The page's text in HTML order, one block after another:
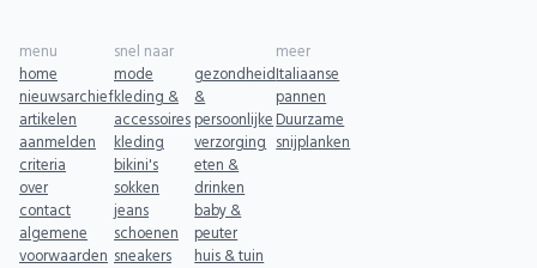
menu
home
nieuwsarchief
artikelen
aanmelden
criteria
over
contact
algemene
voorwaarden
snel naar
mode
kleding &
accessoires
kleding
bikini's
sokken
jeans
schoenen
sneakers
gezondheid
&
persoonlijke
verzorging
eten &
drinken
baby &
peuter
huis & tuin
meer
Italiaanse
pannen
Duurzame
snijplanken